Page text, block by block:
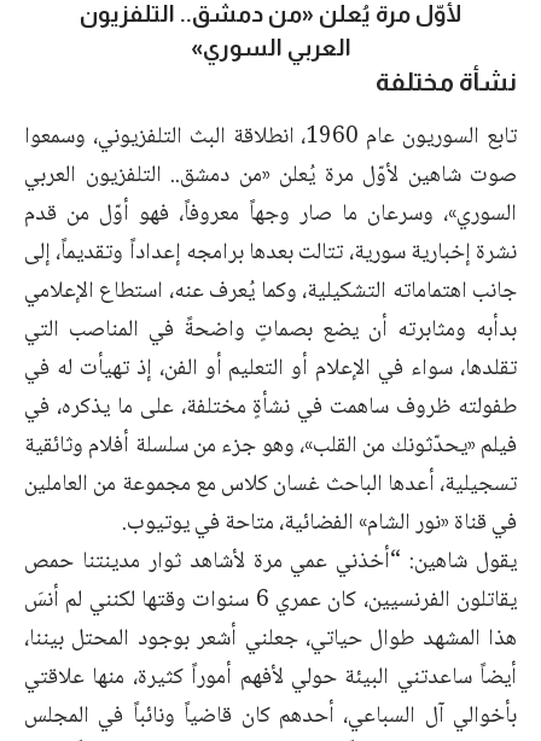
لأوّل مرة يُعلن «من دمشق.. التلفزيون
العربي السوري»
نشأة مختلفة
تابع السوريون عام 1960، انطلاقة البث التلفزيوني، وسمعوا
صوت شاهين لأوّل مرة يُعلن «من دمشق.. التلفزيون العربي
السوري»، وسرعان ما صار وجهاً معروفاً، فهو أوّل من قدم
نشرة إخبارية سورية، تتالت بعدها برامجه إعداداً وتقديماً، إلى
جانب اهتماماته التشكيلية، وكما يُعرف عنه، استطاع الإعلامي
بدأبه ومثابرته أن يضع بصماتٍ واضحةً في المناصب التي
تقلدها، سواء في الإعلام أو التعليم أو الفن، إذ تهيأت له في
طفولته ظروف ساهمت في نشأةٍ مختلفة، على ما يذكره، في
فيلم «يحدّثونك من القلب»، وهو جزء من سلسلة أفلام وثائقية
تسجيلية، أعدها الباحث غسان كلاس مع مجموعة من العاملين
في قناة «نور الشام» الفضائية، متاحة في يوتيوب.
يقول شاهين: “أخذني عمي مرة لأشاهد ثوار مدينتنا حمص
يقاتلون الفرنسيين، كان عمري 6 سنوات وقتها لكنني لم أنسَ
هذا المشهد طوال حياتي، جعلني أشعر بوجود المحتل بيننا،
أيضاً ساعدتني البيئة حولي لأفهم أموراً كثيرة، منها علاقتي
بأخوالي آل السباعي، أحدهم كان قاضياً ونائباً في المجلس